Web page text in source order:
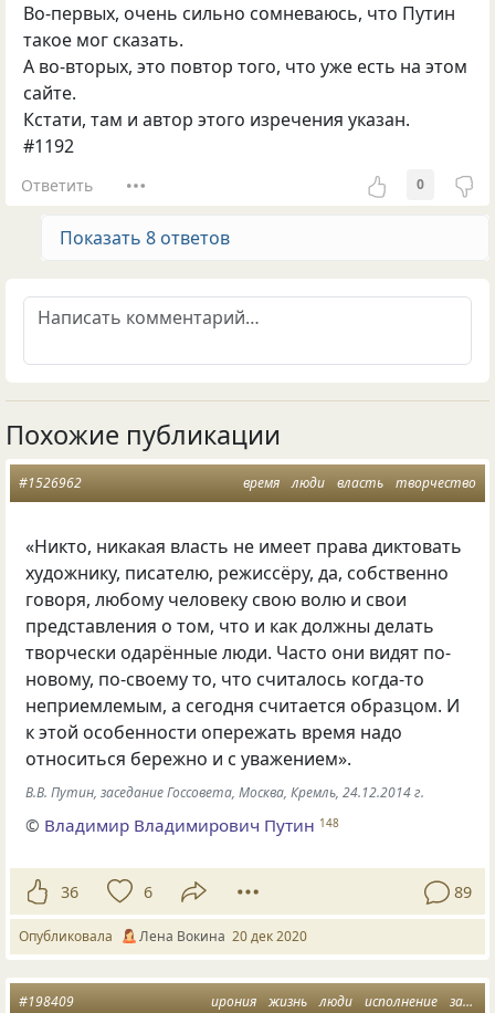
Во-первых, очень сильно сомневаюсь, что Путин
такое мог сказать.
А во-вторых, это повтор того, что уже есть на этом
сайте.
Кстати, там и автор этого изречения указан.
#1192
Ответить 0
Показать 8 ответов
Похожие публикации
время люди власть творчество
#1526962
«Никто, никакая власть не имеет права диктовать
художнику, писателю, режиссёру, да, собственно
говоря, любому человеку свою волю и свои
представления о том, что и как должны делать
творчески одарённые люди. Часто они видят по-
новому, по-своему то, что считалось когда-то
неприемлемым, а сегодня считается образцом. И
к этой особенности опережать время надо
относиться бережно и с уважением».
В.В. Путин, заседание Госсовета, Москва, Кремль, 24.12.2014 г.
© Владимир Владимирович Путин 148
36 6 89
Опубликовала Лена Вокина 20 дек 2020
ирония жизнь люди исполнение закон
#198409